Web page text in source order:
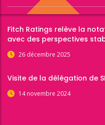
Fitch Ratings relève la
avec des perspectives
26 décembre 2025
Visite de la délégation de
14 novembre 2024